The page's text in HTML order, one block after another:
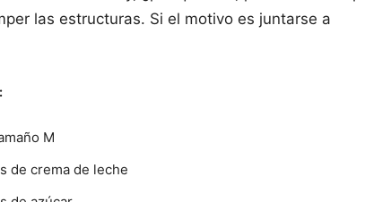
las estructuras. Si el motivo es juntarse a
M
de crema de leche